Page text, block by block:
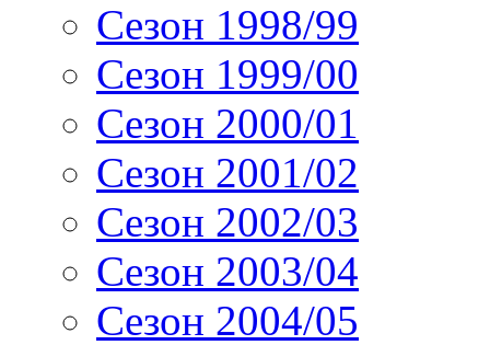
Сезон 1998/99
Сезон 1999/00
Сезон 2000/01
Сезон 2001/02
Сезон 2002/03
Сезон 2003/04
Сезон 2004/05